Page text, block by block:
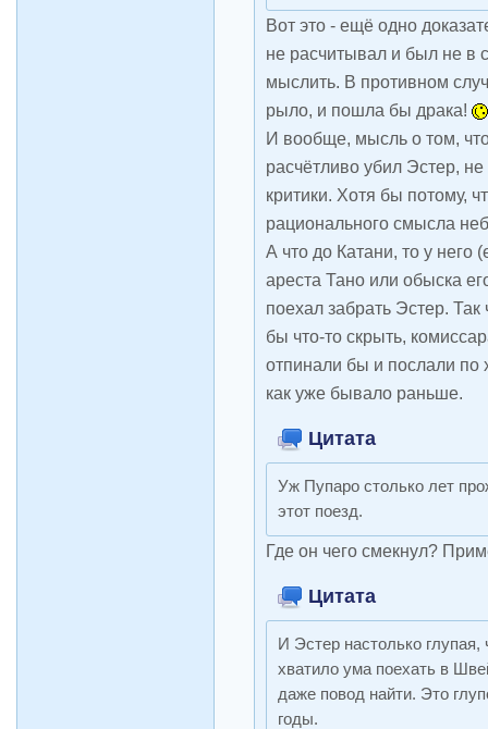
Вот это - ещё одно
не расчитывал и был не в
мыслить. В противном
рыло, и пошла бы драка!
И вообще, мысль о том,
расчётливо убил Эстер,
критики. Хотя бы потому,
рационального смысла
А что до Катани, то у
ареста Тано или обыска
поехал забрать Эстер.
бы что-то скрыть,
отпинали бы и послали по
как уже бывало раньше.
Цитата
Уж Пупаро столько лет
этот поезд.
Где он чего смекнул?
Цитата
И Эстер настолько глупая,
хватило ума поехать в
даже повод найти. Это
годы.